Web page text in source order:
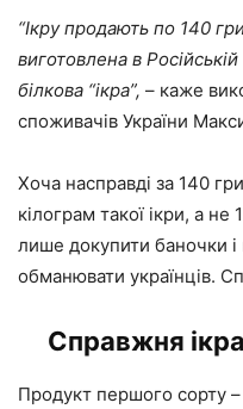
“Ікру продають по 140
виготовлена в
білкова “ікра”, – каже
споживачів України
Хоча насправді за 140
кілограм такої ікри, а
лише докупити баночки
обманювати українців.
Справжня
Продукт першого сорту –